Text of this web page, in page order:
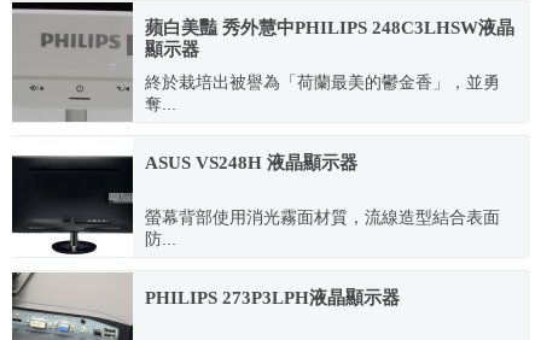
蘋白美豔 秀外慧中PHILIPS 248C3LHSW液晶
顯示器
終於栽培出被譽為「荷蘭最美的鬱金香」，並勇
奪...
ASUS VS248H 液晶顯示器
螢幕背部使用消光霧面材質，流線造型結合表面
防...
2011.06.28
PHILIPS 273P3LPH液晶顯示器